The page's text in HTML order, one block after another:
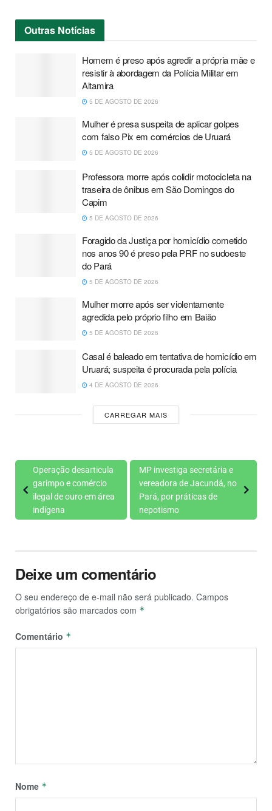
Outras Notícias
Homem é preso após agredir a própria mãe e
resistir à abordagem da Polícia Militar em
Altamira
5 DE AGOSTO DE 2026
Mulher é presa suspeita de aplicar golpes
com falso Pix em comércios de Uruará
5 DE AGOSTO DE 2026
Professora morre após colidir motocicleta na
traseira de ônibus em São Domingos do
Capim
5 DE AGOSTO DE 2026
Foragido da Justiça por homicídio cometido
nos anos 90 é preso pela PRF no sudoeste
do Pará
5 DE AGOSTO DE 2026
Mulher morre após ser violentamente
agredida pelo próprio filho em Baião
5 DE AGOSTO DE 2026
Casal é baleado em tentativa de homicídio em
Uruará; suspeita é procurada pela polícia
4 DE AGOSTO DE 2026
CARREGAR MAIS
Operação desarticula
garimpo e comércio
ilegal de ouro em área
indígena
MP investiga secretária e
vereadora de Jacundá, no
Pará, por práticas de
nepotismo
Deixe um comentário
O seu endereço de e-mail não será publicado. Campos
obrigatórios são marcados com *
Comentário *
Nome *